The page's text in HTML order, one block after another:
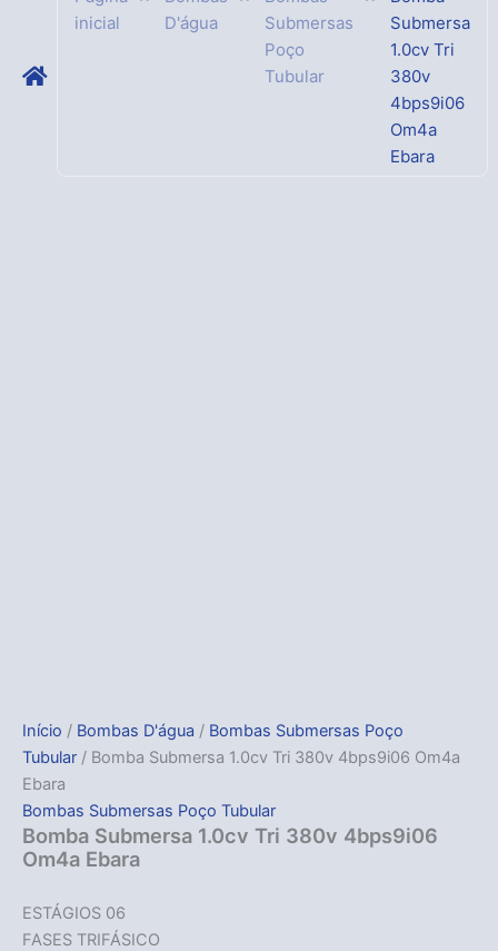
inicial
D'água
Submersas
Poço
Tubular
Submersa
1.0cv Tri
380v
4bps9i06
Om4a
Ebara
Início / Bombas D'água / Bombas Submersas Poço
Tubular / Bomba Submersa 1.0cv Tri 380v 4bps9i06 Om4a
Ebara
Bombas Submersas Poço Tubular
Bomba Submersa 1.0cv Tri 380v 4bps9i06
Om4a Ebara
ESTÁGIOS 06
FASES TRIFÁSICO